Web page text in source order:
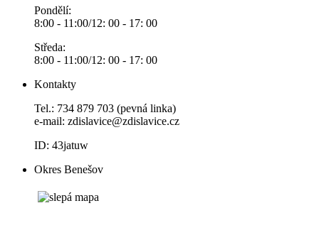
Pondělí:
8:00 - 11:00/12: 00 - 17: 00
Středa:
8:00 - 11:00/12: 00 - 17: 00
Kontakty
Tel.: 734 879 703 (pevná linka)
e-mail: zdislavice@zdislavice.cz
ID: 43jatuw
Okres Benešov